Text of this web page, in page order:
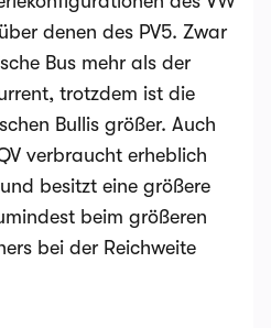
denen des PV5. Zwar
Bus mehr als der
trotzdem ist die
Bullis größer. Auch
verbraucht erheblich
besitzt eine größere
beim größeren
bei der Reichweite